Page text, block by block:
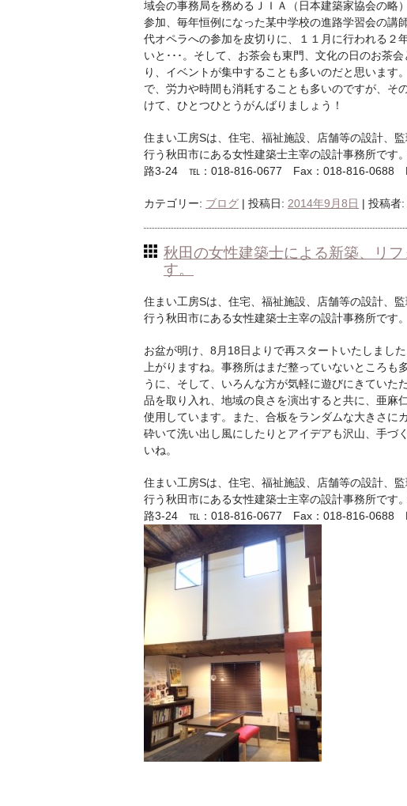
域会の事務局を務めるＪＩＡ（日本建築家協会の略
参加、毎年恒例になった某中学校の進路学習会の講
代オペラへの参加を皮切りに、１１月に行われる２
いと･･･。そして、お茶会も東門、文化の日のお茶
り、イベントが集中することも多いのだと思いま
で、労力や時間も消耗することも多いのですが、そ
けて、ひとつひとうがんばりましょう！
住まい工房Sは、住宅、福祉施設、店舗等の設計、
行う秋田市にある女性建築士主宰の設計事務所で
路3-24 ℡：018-816-0677 Fax：018-816-0688
カテゴリー: ブログ | 投稿日: 2014年9月8日 | 投稿者:
秋田の女性建築士による新築、リ
す。
住まい工房Sは、住宅、福祉施設、店舗等の設計、
行う秋田市にある女性建築士主宰の設計事務所です。
お盆が明け、8月18日よりで再スタートいたしまし
上がりますね。事務所はまだ整っていないところ
うに、そして、いろんな方が気軽に遊びにきてい
品を取り入れ、地域の良さを演出すると共に、亜麻
使用しています。また、合板をランダムな大きさに
砕いて洗い出し風にしたりとアイデアも沢山、手づ
いね。
住まい工房Sは、住宅、福祉施設、店舗等の設計、
行う秋田市にある女性建築士主宰の設計事務所で
路3-24 ℡：018-816-0677 Fax：018-816-0688